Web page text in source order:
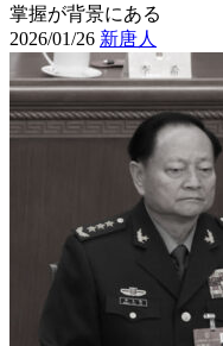
掌握が背景にある
2026/01/26 新唐人